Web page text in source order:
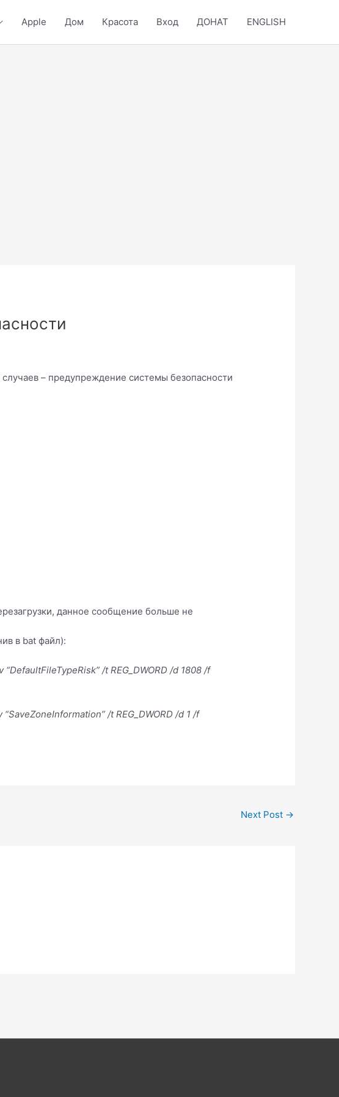
Apple Дом Красота Вход ДОНАТ ENGLISH
– предупреждение системы безопасности
данное сообщение больше не
в bat файл):
/t REG_DWORD /d 1808 /f
/t REG_DWORD /d 1 /f
Next Post →